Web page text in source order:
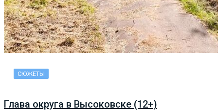
СЮЖЕТЫ
Глава округа в Высоковске (12+)